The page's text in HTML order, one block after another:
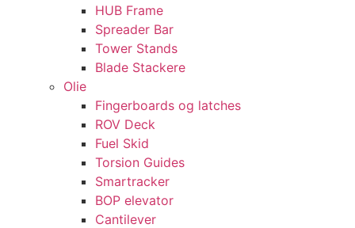
HUB Frame
Spreader Bar
Tower Stands
Blade Stackere
Olie
Fingerboards og latches
ROV Deck
Fuel Skid
Torsion Guides
Smartracker
BOP elevator
Cantilever